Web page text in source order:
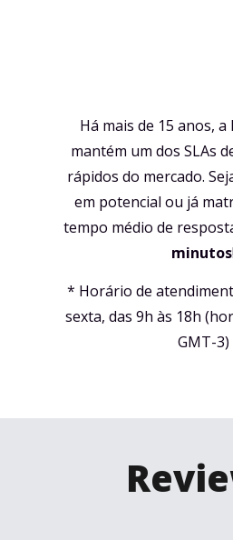
Há mais de 15 anos, a
mantém um dos SLAs
rápidos do mercado.
em potencial ou já
tempo médio de
minutos!
* Horário de
sexta, das 9h às 18h
GMT-3)